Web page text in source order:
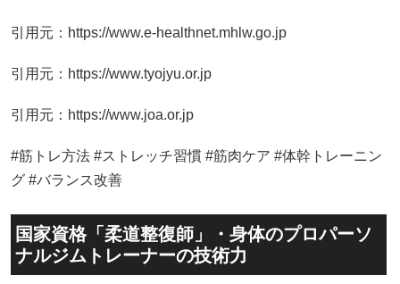
引用元：https://www.e-healthnet.mhlw.go.jp
引用元：https://www.tyojyu.or.jp
引用元：https://www.joa.or.jp
#筋トレ方法 #ストレッチ習慣 #筋肉ケア #体幹トレーニン
グ #バランス改善
国家資格「柔道整復師」・身体のプロパーソ
ナルジムトレーナーの技術力